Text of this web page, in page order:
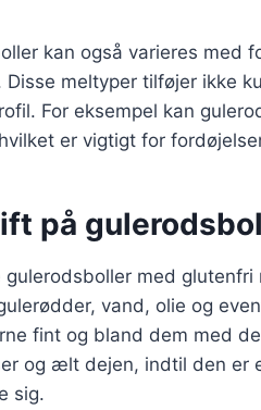
kan også varieres med
Disse meltyper tilføjer ikke
For eksempel kan
er vigtigt for
på
gulerodsboller med
vand, olie og
fint og bland dem med
og ælt dejen, indtil den er
sig.